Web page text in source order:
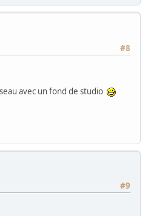
#8
avec un fond de studio
#9